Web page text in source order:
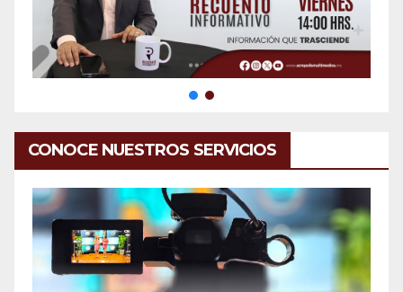
CONOCE NUESTROS SERVICIOS